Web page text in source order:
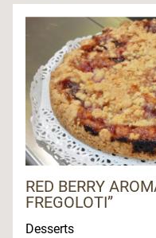
RED BERRY
FREGOLOTI”
Desserts